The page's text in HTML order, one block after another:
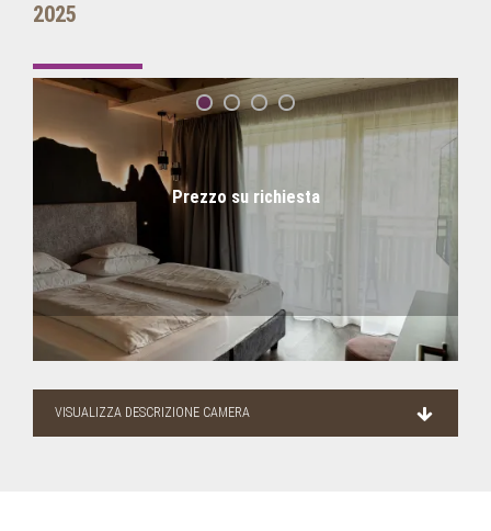
2025
Prezzo su richiesta
VISUALIZZA DESCRIZIONE CAMERA